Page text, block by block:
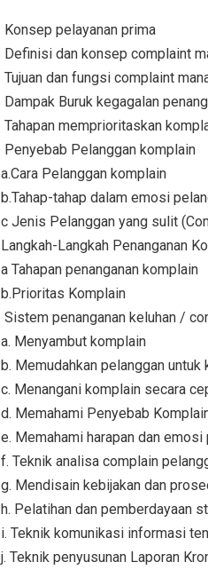
Konsep pelayanan prima
Definisi dan konsep complaint
Tujuan dan fungsi complaint
Dampak Buruk kegagalan
Tahapan memprioritaskan
Penyebab Pelanggan komplain
a.Cara Pelanggan komplain
b.Tahap-tahap dalam emosi
c Jenis Pelanggan yang sulit
Langkah-Langkah Penanganan
a Tahapan penanganan komplain
b.Prioritas Komplain
Sistem penanganan keluhan /
a. Menyambut komplain
b. Memudahkan pelanggan untuk
c. Menangani komplain secara
d. Memahami Penyebab
e. Memahami harapan dan emosi
f. Teknik analisa complain
g. Mendisain kebijakan dan
h. Pelatihan dan pemberdayaan
i. Teknik komunikasi informasi
j. Teknik penyusunan Laporan